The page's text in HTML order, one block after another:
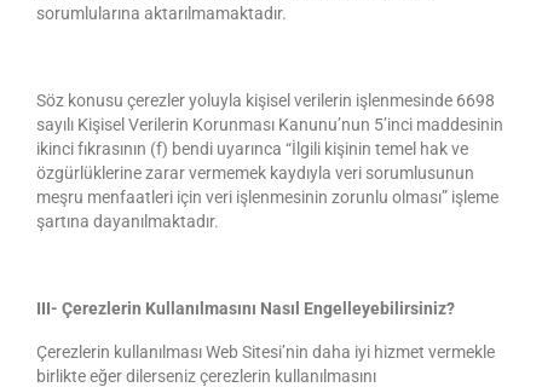
sorumlularına aktarılmamaktadır.
Söz konusu çerezler yoluyla kişisel verilerin işlenmesinde 6698
sayılı Kişisel Verilerin Korunması Kanunu’nun 5’inci maddesinin
ikinci fıkrasının (f) bendi uyarınca “İlgili kişinin temel hak ve
özgürlüklerine zarar vermemek kaydıyla veri sorumlusunun
meşru menfaatleri için veri işlenmesinin zorunlu olması” işleme
şartına dayanılmaktadır.
III- Çerezlerin Kullanılmasını Nasıl Engelleyebilirsiniz?
Çerezlerin kullanılması Web Sitesi’nin daha iyi hizmet vermekle
birlikte eğer dilerseniz çerezlerin kullanılmasını